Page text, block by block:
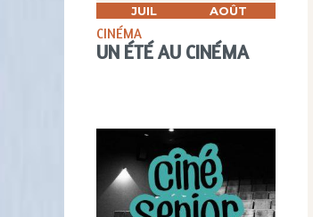
JUIL AOÛT
CINÉMA
UN ÉTÉ AU CINÉMA